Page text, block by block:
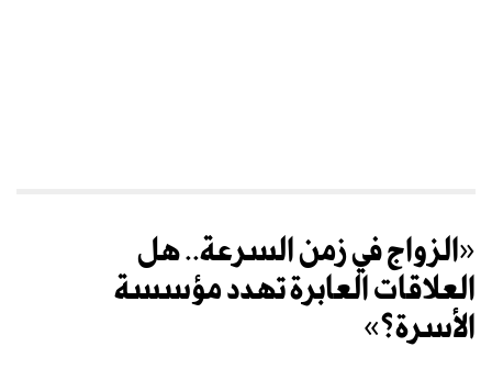
«الزواج في زمن السرعة.. هل
العلاقات العابرة تهدد مؤسسة
الأسرة؟»